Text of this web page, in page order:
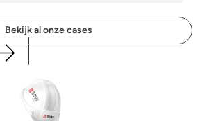
Bekijk al onze cases